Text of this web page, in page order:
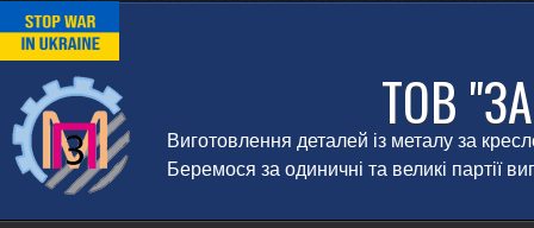
ТОВ
Виготовлення деталей із металу за
Беремося за одиничні та великі партії